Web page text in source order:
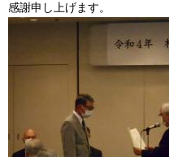
感謝申し上げます。